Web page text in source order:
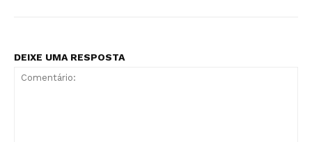
DEIXE UMA RESPOSTA